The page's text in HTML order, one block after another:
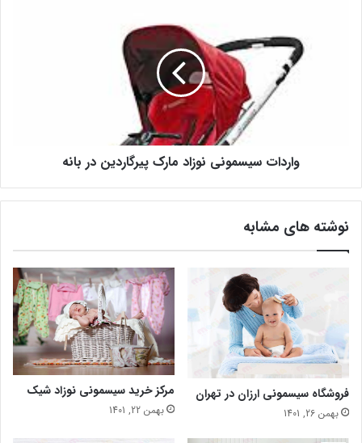
واردات سیسمونی نوزاد مارک پیرگاردین در بانه
نوشته های مشابه
فروشگاه سیسمونی ارزان در تهران
بهمن 26, 1401
مرکز خرید سیسمونی نوزاد شیک
بهمن 22, 1401